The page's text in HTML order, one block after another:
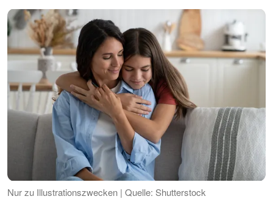
Nur zu Illustrationszwecken | Quelle: Shutterstock